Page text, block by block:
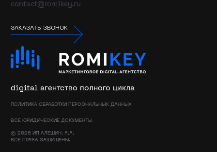
digital агентство полного цикла
ПОЛИТИКА ОБРАБОТКИ ПЕРСОНАЛЬНЫХ ДАННЫХ
ВСЕ ЮРИДИЧЕСКИЕ ДОКУМЕНТЫ
© 2026 ИП АЛЕШИН. А.А.
ВСЕ ПРАВА ЗАЩИЩЕНЫ.
contact@romikey.ru
ЗАКАЗАТЬ ЗВОНОК